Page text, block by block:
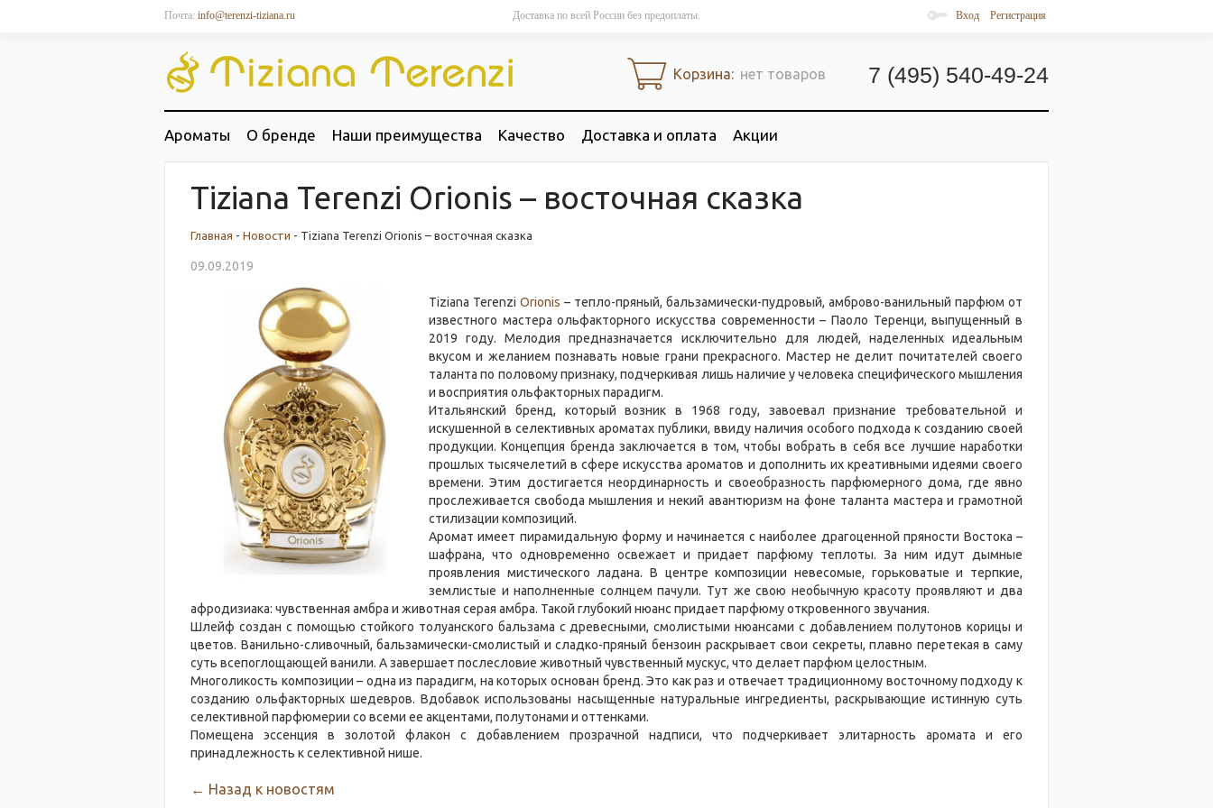
Почта: info@terenzi-tiziana.ru Вход Регистрация
Доставка по всей России без предоплаты.
7 (495) 540-49-24
Корзина: нет товаров
Ароматы О бренде Наши преимущества Качество Доставка и оплата Акции
Tiziana Terenzi Orionis – восточная сказка
Главная - Новости - Tiziana Terenzi Orionis – восточная сказка
09.09.2019
Tiziana Terenzi Orionis – тепло-пряный, бальзамически-пудровый, амброво-ванильный парфюм от
известного мастера ольфакторного искусства современности – Паоло Теренци, выпущенный в
2019 году. Мелодия предназначается исключительно для людей, наделенных идеальным
вкусом и желанием познавать новые грани прекрасного. Мастер не делит почитателей своего
таланта по половому признаку, подчеркивая лишь наличие у человека специфического мышления
и восприятия ольфакторных парадигм.
Итальянский бренд, который возник в 1968 году, завоевал признание требовательной и
искушенной в селективных ароматах публики, ввиду наличия особого подхода к созданию своей
продукции. Концепция бренда заключается в том, чтобы вобрать в себя все лучшие наработки
прошлых тысячелетий в сфере искусства ароматов и дополнить их креативными идеями своего
времени. Этим достигается неординарность и своеобразность парфюмерного дома, где явно
прослеживается свобода мышления и некий авантюризм на фоне таланта мастера и грамотной
стилизации композиций.
Аромат имеет пирамидальную форму и начинается с наиболее драгоценной пряности Востока –
шафрана, что одновременно освежает и придает парфюму теплоты. За ним идут дымные
проявления мистического ладана. В центре композиции невесомые, горьковатые и терпкие,
землистые и наполненные солнцем пачули. Тут же свою необычную красоту проявляют и два
афродизиака: чувственная амбра и животная серая амбра. Такой глубокий нюанс придает парфюму откровенного звучания.
Шлейф создан с помощью стойкого толуанского бальзама с древесными, смолистыми нюансами с добавлением полутонов корицы и
цветов. Ванильно-сливочный, бальзамически-смолистый и сладко-пряный бензоин раскрывает свои секреты, плавно перетекая в саму
суть всепоглощающей ванили. А завершает послесловие животный чувственный мускус, что делает парфюм целостным.
Многоликость композиции – одна из парадигм, на которых основан бренд. Это как раз и отвечает традиционному восточному подходу к
созданию ольфакторных шедевров. Вдобавок использованы насыщенные натуральные ингредиенты, раскрывающие истинную суть
селективной парфюмерии со всеми ее акцентами, полутонами и оттенками.
Помещена эссенция в золотой флакон с добавлением прозрачной надписи, что подчеркивает элитарность аромата и его
принадлежность к селективной нише.
← Назад к новостям